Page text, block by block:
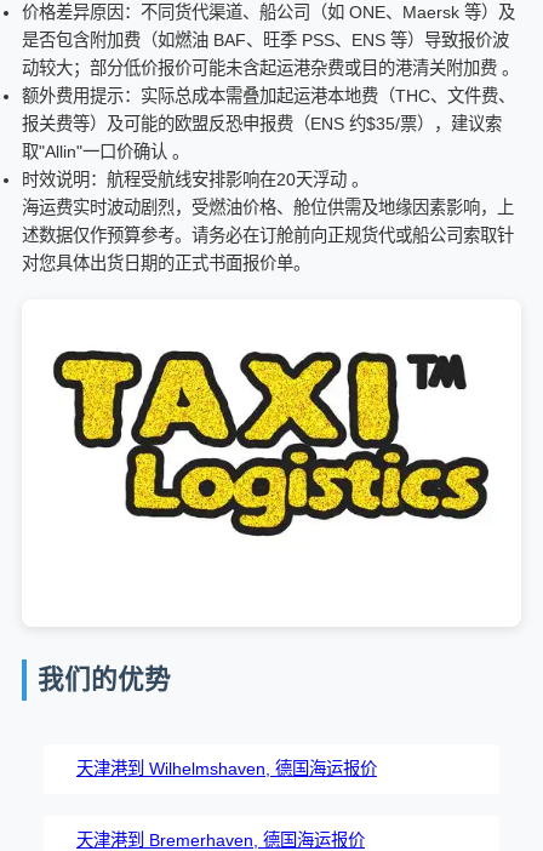
价格差异原因：不同货代渠道、船公司（如 ONE、Maersk 等）及
是否包含附加费（如燃油 BAF、旺季 PSS、ENS 等）导致报价波
动较大；部分低价报价可能未含起运港杂费或目的港清关附加费 。
额外费用提示：实际总成本需叠加起运港本地费（THC、文件费、
报关费等）及可能的欧盟反恐申报费（ENS 约$35/票），建议索
取"Allin"一口价确认 。
时效说明：航程受航线安排影响在20天浮动 。
海运费实时波动剧烈，受燃油价格、舱位供需及地缘因素影响，上
述数据仅作预算参考。请务必在订舱前向正规货代或船公司索取针
对您具体出货日期的正式书面报价单。
我们的优势
天津港到 Wilhelmshaven, 德国海运报价
天津港到 Bremerhaven, 德国海运报价